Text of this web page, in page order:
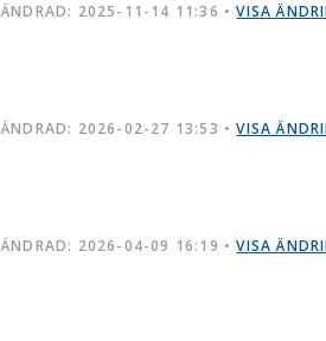
ÄNDRAD: 2025-11-14 11:36 •VISA
ÄNDRAD: 2026-02-27 13:53 •VISA
ÄNDRAD: 2026-04-09 16:19 •VISA